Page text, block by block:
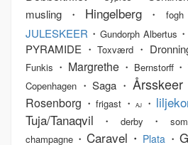
musling・ Hingelberg ・ fogh
JULESKEER ・ Gundorph Albertus ・
PYRAMIDE・Toxværd ・
Funkis ・ Margrethe・ Bernstorff・
Copenhagen ・Saga・ Årsskeer
Rosenborg ・frigast ・AJ ・
Tuja/Tanaqvil ・ derby ・
champagne ・Caravel・ Plata ・